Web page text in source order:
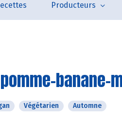
Producteurs
banane-
Végétarien Automne